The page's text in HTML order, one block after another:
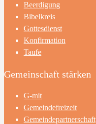
Beerdigung
Bibelkreis
Gottesdienst
Konfirmation
Taufe
Gemeinschaft stärken
G-mit
Gemeindefreizeit
Gemeindepartnerschaft